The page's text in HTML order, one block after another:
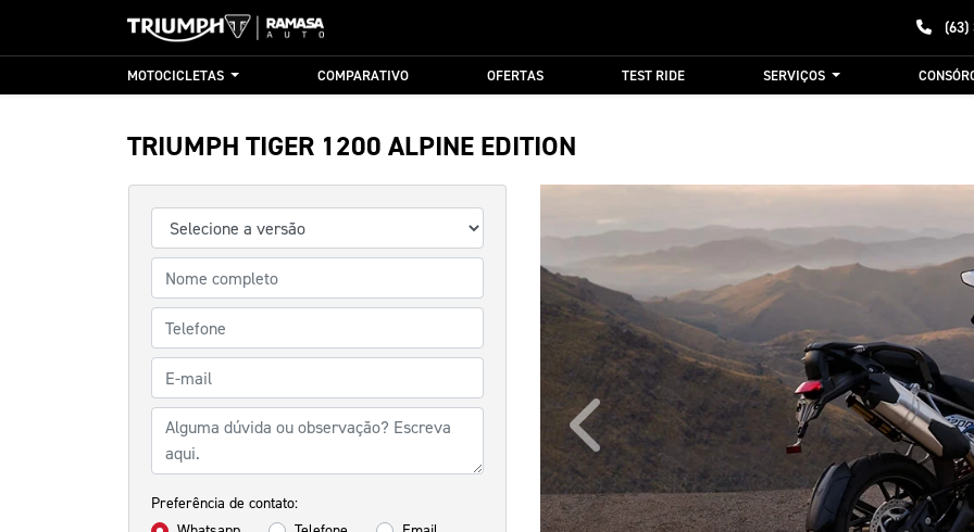
MOTOCICLETAS COMPARATIVO OFERTAS TEST RIDE SERVIÇOS
TRIUMPH TIGER 1200 ALPINE EDITION
Preferência de contato:
Anterior